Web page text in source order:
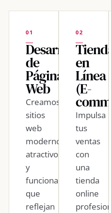
01
Desarrollo
de
Páginas
Web
Creamos
sitios
web
modernos,
atractivos
y
funcionales
que
reflejan
02
Tiendas
en
Línea
(E-
Impulsa
tus
ventas
con
una
tienda
online